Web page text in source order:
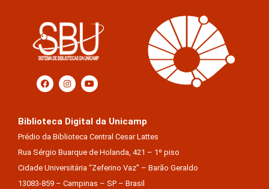
Biblioteca Digital da Unicamp
Prédio da Biblioteca Central Cesar Lattes
Rua Sérgio Buarque de Holanda, 421 – 1º piso
Cidade Universitária “Zeferino Vaz” – Barão Geraldo
13083-859 – Campinas – SP – Brasil